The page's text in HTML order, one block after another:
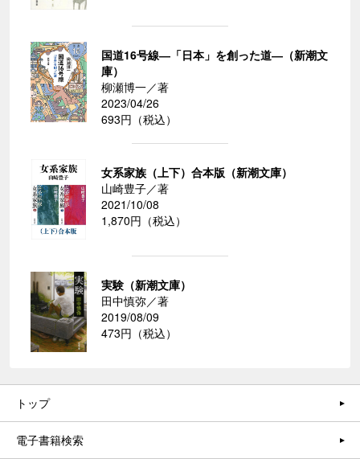
国道16号線―「日本」を創った道―（新潮文
庫）
柳瀬博一／著
2023/04/26
693円（税込）
女系家族（上下）合本版（新潮文庫）
山崎豊子／著
2021/10/08
1,870円（税込）
実験（新潮文庫）
田中慎弥／著
2019/08/09
473円（税込）
トップ
電子書籍検索